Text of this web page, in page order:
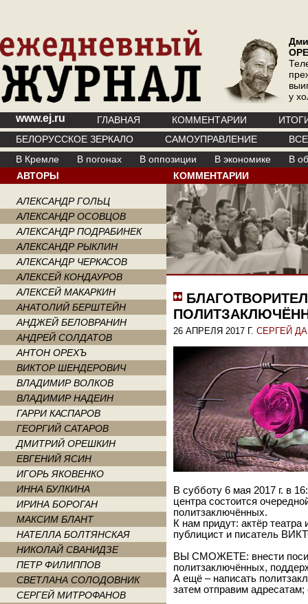
у
www.ej.ru ГЛАВНАЯ КОММЕНТАРИИ
БЕЛОРУССКОЕ ЗЕРКАЛО
САМОУПРАВЛЕНИЕ
В Кремле
В погонах В оппозиции В экономике
В
АВТОРЫ
АЛЕКСАНДР ГОЛЬЦ
АЛЕКСАНДР ОСОВЦОВ
АЛЕКСАНДР ПОДРАБИНЕК
АЛЕКСАНДР РЫКЛИН
АЛЕКСАНДР ЧЕРКАСОВ
АЛЕКСЕЙ КОНДАУРОВ
АЛЕКСЕЙ МАКАРКИН
АНАТОЛИЙ БЕРШТЕЙН
АНДЖЕЙ БЕЛОВРАНИН
АНДРЕЙ СОЛДАТОВ
АНТОН ОРЕХЪ
ВИКТОР ШЕНДЕРОВИЧ
ВЛАДИМИР ВОЛКОВ
ВЛАДИМИР НАДЕИН
ГАРРИ КАСПАРОВ
ГЕОРГИЙ САТАРОВ
ДМИТРИЙ ОРЕШКИН
ЕВГЕНИЙ ЯСИН
ИГОРЬ ЯКОВЕНКО
ИННА БУЛКИНА
ИРИНА БОРОГАН
МАКСИМ БЛАНТ
НАТЕЛЛА БОЛТЯНСКАЯ
НИКОЛАЙ СВАНИДЗЕ
ПЕТР ФИЛИППОВ
СВЕТЛАНА СОЛОДОВНИК
СЕРГЕЙ МИТРОФАНОВ
КОММЕНТАРИИ
26 АПРЕЛЯ 2017 Г. СЕРГЕЙ
В субботу 6 мая 2017 г. в
центра состоится
политзаключённых.
К нам придут: актёр
публицист и писатель
ВЫ СМОЖЕТЕ: внести
политзаключённых,
А ещё – написать
затем отправим адресатам;